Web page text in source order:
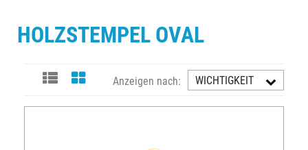
HOLZSTEMPEL OVAL
WICHTIGKEIT
Anzeigen nach: